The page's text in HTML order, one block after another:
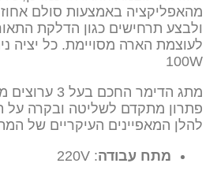
ולבצע תרחישים כגון הדלקת
לעוצמת הארה מסויימת. כל יציה
100W
פתרון מתקדם לשליטה ובקרה על
להלן המאפיינים העיקריים של
מתח עבודה: 220V